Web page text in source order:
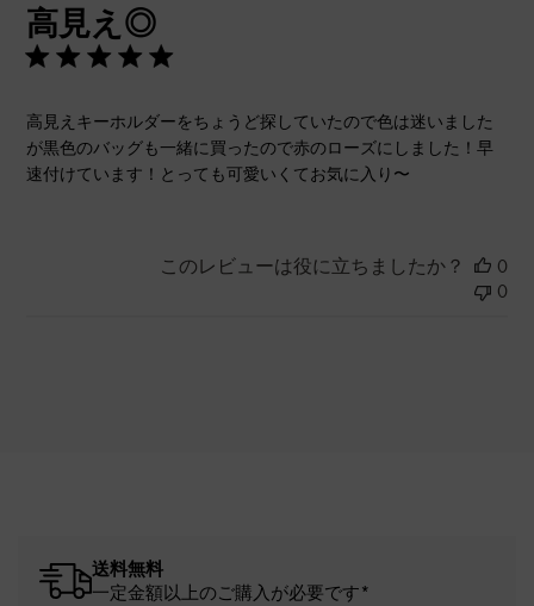
高見え◎
高見えキーホルダーをちょうど探していたので色は迷いました
が黒色のバッグも一緒に買ったので赤のローズにしました！早
速付けています！とっても可愛いくてお気に入り〜
このレビューは役に立ちましたか？
0
0
送料無料
一定金額以上のご購入が必要です*